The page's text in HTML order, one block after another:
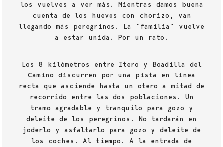
los vuelves a ver más. Mientras damos buena
cuenta de los huevos con chorizo, van
llegando más peregrinos. La “familia” vuelve
a estar unida. Por un rato.
Los 8 kilómetros entre Itero y Boadilla del
Camino discurren por una pista en línea
recta que asciende hasta un otero a mitad de
recorrido entre las dos poblaciones. Un
tramo agradable y tranquilo para gozo y
deleite de los peregrinos. No tardarán en
joderlo y asfaltarlo para gozo y deleite de
los coches. Al tiempo. A la entrada de